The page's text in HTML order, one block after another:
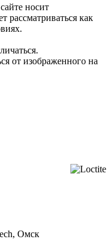
носит
рассматриваться как
от изображенного на
Омск